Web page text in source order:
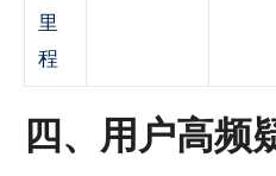
里
程
四、用户高频